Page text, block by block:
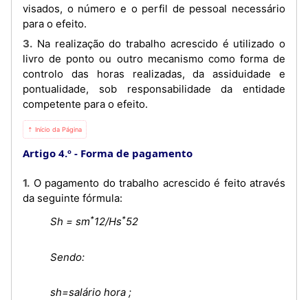
visados, o número e o perfil de pessoal necessário
para o efeito.
3. Na realização do trabalho acrescido é utilizado o
livro de ponto ou outro mecanismo como forma de
controlo das horas realizadas, da assiduidade e
pontualidade, sob responsabilidade da entidade
competente para o efeito.
⇡ Início da Página
Artigo 4.º Forma de pagamento
1. O pagamento do trabalho acrescido é feito através
da seguinte fórmula:
Sh = sm*12/Hs*52
Sendo:
sh=salário hora ;